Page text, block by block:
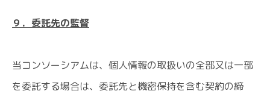
９．委託先の監督
当コンソーシアムは、個人情報の取扱いの全部又は一部
を委託する場合は、委託先と機密保持を含む契約の締